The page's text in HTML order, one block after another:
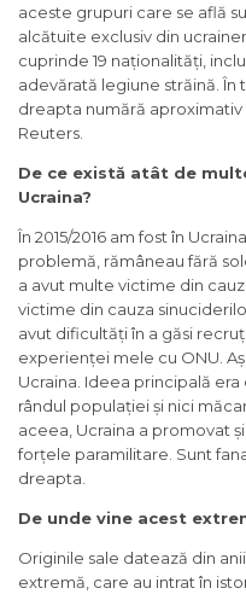
aceste grupuri care se află
alcătuite exclusiv din
cuprinde 19 naționalități,
adevărată legiune străină.
dreapta numără
Reuters.
De ce există atât de
Ucraina?
În 2015/2016 am fost în
problemă, rămâneau fără
a avut multe victime din
victime din cauza
avut dificultăți în a găsi
experienței mele cu ONU.
Ucraina. Ideea principală
rândul populației și nici
aceea, Ucraina a promovat
forțele paramilitare. Sunt
dreapta.
De unde vine acest
Originile sale datează din
extremă, care au intrat în